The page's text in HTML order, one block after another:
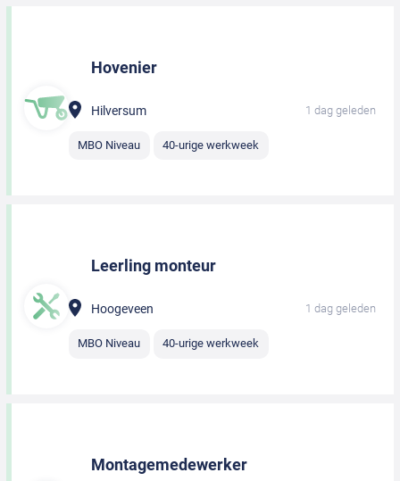
Hovenier
Hilversum 1 dag geleden
MBO Niveau 40-urige werkweek
Leerling monteur
Hoogeveen 1 dag geleden
MBO Niveau 40-urige werkweek
Montagemedewerker